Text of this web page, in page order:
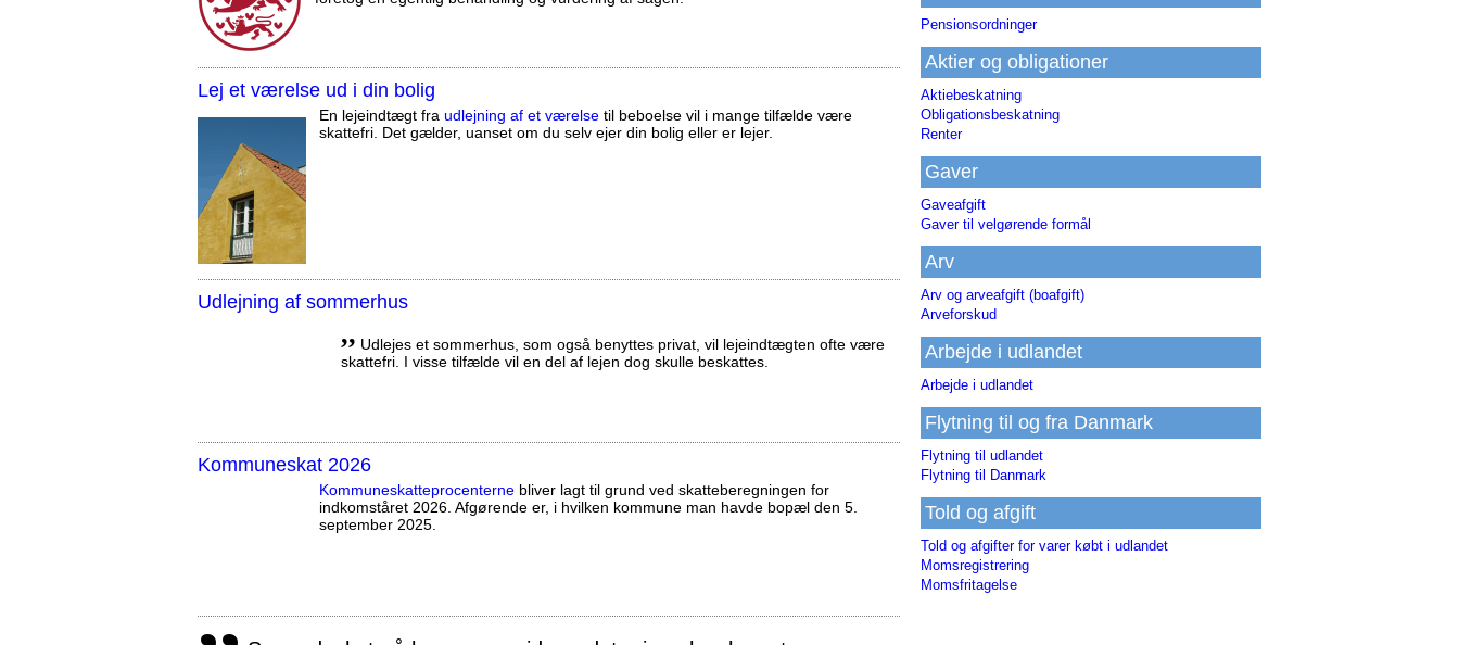
Lej et værelse ud i din bolig
En lejeindtægt fra udlejning af et værelse til beboelse vil i mange tilfælde være
skattefri. Det gælder, uanset om du selv ejer din bolig eller er lejer.
Udlejning af sommerhus
,, Udlejes et sommerhus, som også benyttes privat, vil lejeindtægten ofte være
skattefri. I visse tilfælde vil en del af lejen dog skulle beskattes.
Kommuneskat 2026
Kommuneskatte­procenterne bliver lagt til grund ved skatteberegningen for
indkomståret 2026. Afgørende er, i hvilken kommune man havde bopæl den 5.
september 2025.
,,
Pensionsordninger
Aktier og obligationer
Aktiebeskatning
Obligationsbeskatning
Renter
Gaver
Gaveafgift
Gaver til velgørende formål
Arv
Arv og arveafgift (boafgift)
Arveforskud
Arbejde i udlandet
Arbejde i udlandet
Flytning til og fra Danmark
Flytning til udlandet
Flytning til Danmark
Told og afgift
Told og afgifter for varer købt i udlandet
Momsregistrering
Momsfritagelse